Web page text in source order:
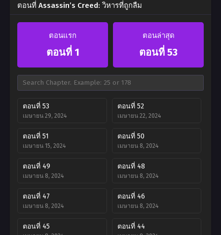
ตอนที่ Assassin’s Creed: วิหารที่ถูกลืม
ตอนแรก
ตอนที่ 1
ตอนล่าสุด
ตอนที่ 53
ตอนที่ 53
เมษายน 29, 2024
ตอนที่ 52
เมษายน 22, 2024
ตอนที่ 51
เมษายน 15, 2024
ตอนที่ 50
เมษายน 8, 2024
ตอนที่ 49
เมษายน 8, 2024
ตอนที่ 48
เมษายน 8, 2024
ตอนที่ 47
เมษายน 8, 2024
ตอนที่ 46
เมษายน 8, 2024
ตอนที่ 45 ตอนที่ 44